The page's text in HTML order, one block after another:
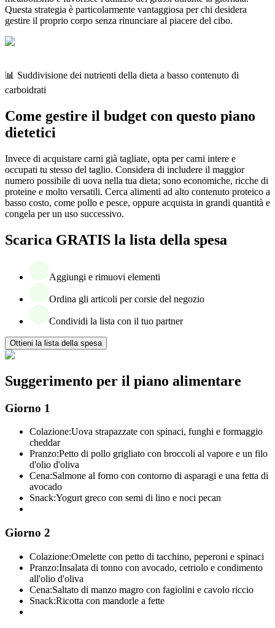
Questa strategia è particolarmente vantaggiosa per chi desidera
gestire il proprio corpo senza rinunciare al piacere del cibo.
📊 Suddivisione dei nutrienti della dieta a basso contenuto di
carboidrati
Come gestire il budget con questo piano
dietetici
Invece di acquistare carni già tagliate, opta per carni intere e
occupati tu stesso del taglio. Considera di includere il maggior
numero possibile di uova nella tua dieta; sono economiche, ricche di
proteine e molto versatili. Cerca alimenti ad alto contenuto proteico a
basso costo, come pollo e pesce, oppure acquista in grandi quantità e
congela per un uso successivo.
Scarica GRATIS la lista della spesa
Aggiungi e rimuovi elementi
Ordina gli articoli per corsie del negozio
Condividi la lista con il tuo partner
Ottieni la lista della spesa
Suggerimento per il piano alimentare
Giorno 1
Colazione:Uova strapazzate con spinaci, funghi e formaggio
cheddar
Pranzo:Petto di pollo grigliato con broccoli al vapore e un filo
d'olio d'oliva
Cena:Salmone al forno con contorno di asparagi e una fetta di
avocado
Snack:Yogurt greco con semi di lino e noci pecan
Giorno 2
Colazione:Omelette con petto di tacchino, peperoni e spinaci
Pranzo:Insalata di tonno con avocado, cetriolo e condimento
all'olio d'oliva
Cena:Saltato di manzo magro con fagiolini e cavolo riccio
Snack:Ricotta con mandorle a fette